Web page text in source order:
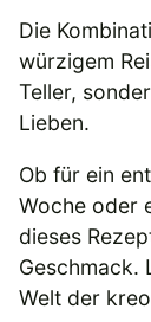
Die
würzigem
Teller,
Lieben.
Ob für ein
Woche oder
dieses
Geschmack.
Welt der